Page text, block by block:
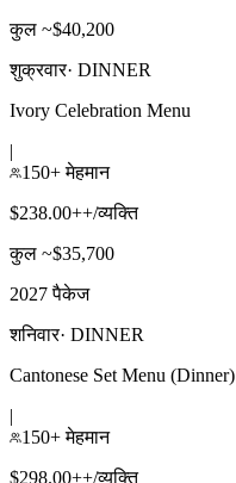
कुल ~$40,200
शुक्रवार· DINNER
Ivory Celebration Menu
|
150+ मेहमान
$238.00++/व्यक्ति
कुल ~$35,700
2027 पैकेज
शनिवार· DINNER
Cantonese Set Menu (Dinner)
|
150+ मेहमान
$298.00++/व्यक्ति